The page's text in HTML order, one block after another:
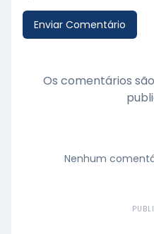
Enviar Comentário
Os comentários
Nenhum